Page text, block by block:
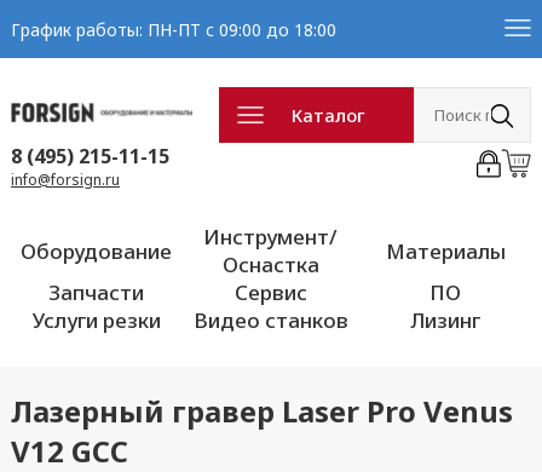
График работы: ПН-ПТ с 09:00 до 18:00
Каталог
8 (495) 215-11-15
info@forsign.ru
Оборудование
Инструмент/
Оснастка
Материалы
Запчасти
Сервис
ПО
Услуги резки
Видео станков Лизинг
Лазерный гравер Laser Pro Venus
V12 GCC